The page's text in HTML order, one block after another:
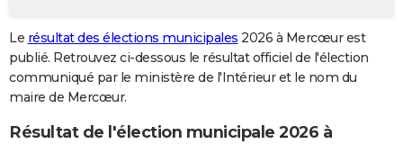
GUIDES D'ACHAT
BONS PLANS
CARTE DE VOEUX
Le résultat des élections municipales 2026 à Mercœur est
publié. Retrouvez ci-dessous le résultat officiel de l'élection
communiqué par le ministère de l'Intérieur et le nom du
maire de Mercœur.
Résultat de l'élection municipale 2026 à